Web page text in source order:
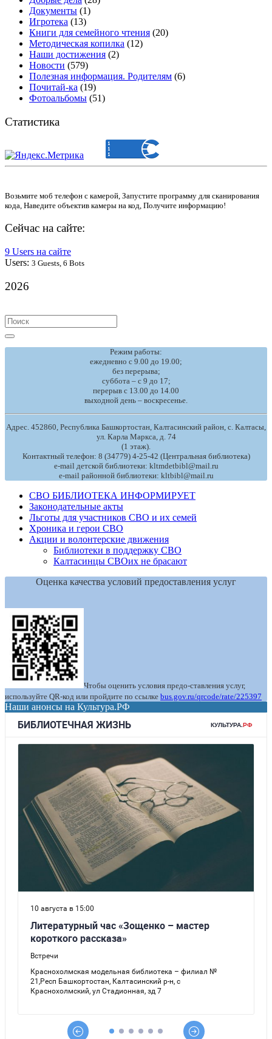
Документы (1)
Игротека (13)
Книги для семейного чтения (20)
Методическая копилка (12)
Наши достижения (2)
Новости (579)
Полезная информация. Родителям (6)
Почитай-ка (19)
Фотоальбомы (51)
Статистика
Возьмите моб телефон с камерой, Запустите программу для сканирования
кода, Наведите объектив камеры на код, Получите информацию!
Сейчас на сайте:
9 Users на сайте
Users: 3 Guests, 6 Bots
2026
Search
for:
Режим работы:
ежедневно с 9.00 до 19.00;
без перерыва;
суббота – с 9 до 17;
перерыв с 13.00 до 14.00
выходной день – воскресенье.
Адрес. 452860, Республика Башкортостан, Калтасинский район, с. Калтасы,
ул. Карла Маркса, д. 74
(1 этаж).
Контактный телефон: 8 (34779) 4-25-42 (Центральная библиотека)
e-mail детской библиотеки: kltmdetbibl@mail.ru
e-mail районной библиотеки: kltbibl@mail.ru
СВО БИБЛИОТЕКА ИНФОРМИРУЕТ
Законодательные акты
Льготы для участников СВО и их семей
Хроника и герои СВО
Акции и волонтерские движения
Библиотеки в поддержку СВО
Калтасинцы СВОих не брасают
Оценка качества условий предоставления услуг
Чтобы оценить условия предо-ставления услуг,
используйте QR-код или пройдите по ссылке bus.gov.ru/qrcode/rate/225397
Наши анонсы на Культура.РФ